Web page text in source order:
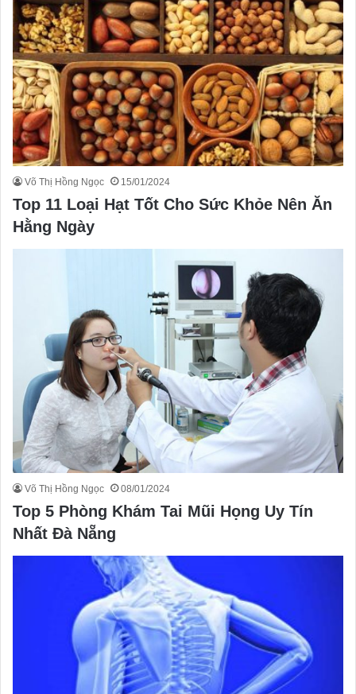
Võ Thị Hồng Ngọc 15/01/2024
Top 11 Loại Hạt Tốt Cho Sức Khỏe Nên Ăn
Hằng Ngày
Võ Thị Hồng Ngọc 08/01/2024
Top 5 Phòng Khám Tai Mũi Họng Uy Tín
Nhất Đà Nẵng